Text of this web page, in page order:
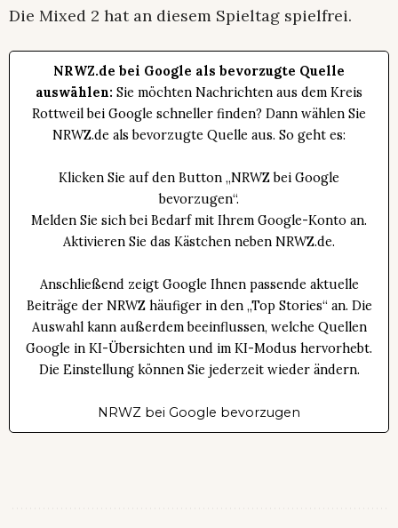
Die Mixed 2 hat an diesem Spieltag spielfrei.
NRWZ.de bei Google als bevorzugte Quelle
auswählen: Sie möchten Nachrichten aus dem Kreis
Rottweil bei Google schneller finden? Dann wählen Sie
NRWZ.de als bevorzugte Quelle aus. So geht es:
Klicken Sie auf den Button „NRWZ bei Google
bevorzugen“.
Melden Sie sich bei Bedarf mit Ihrem Google-Konto an.
Aktivieren Sie das Kästchen neben NRWZ.de.
Anschließend zeigt Google Ihnen passende aktuelle
Beiträge der NRWZ häufiger in den „Top Stories“ an. Die
Auswahl kann außerdem beeinflussen, welche Quellen
Google in KI-Übersichten und im KI-Modus hervorhebt.
Die Einstellung können Sie jederzeit wieder ändern.
NRWZ bei Google bevorzugen